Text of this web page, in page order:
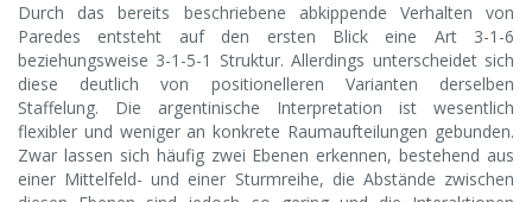
Durch das bereits beschriebene abkippende Verhalten von
Paredes entsteht auf den ersten Blick eine Art 3-1-6
beziehungsweise 3-1-5-1 Struktur. Allerdings unterscheidet sich
diese deutlich von positionelleren Varianten derselben
Staffelung. Die argentinische Interpretation ist wesentlich
flexibler und weniger an konkrete Raumaufteilungen gebunden.
Zwar lassen sich häufig zwei Ebenen erkennen, bestehend aus
einer Mittelfeld- und einer Sturmreihe, die Abstände zwischen